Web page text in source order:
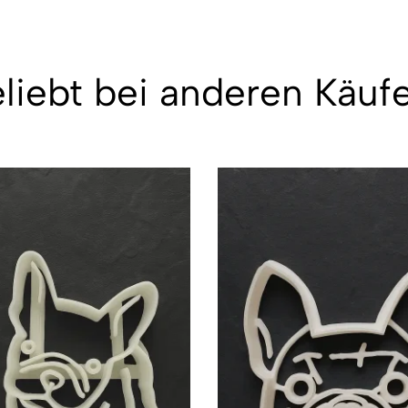
bei anderen